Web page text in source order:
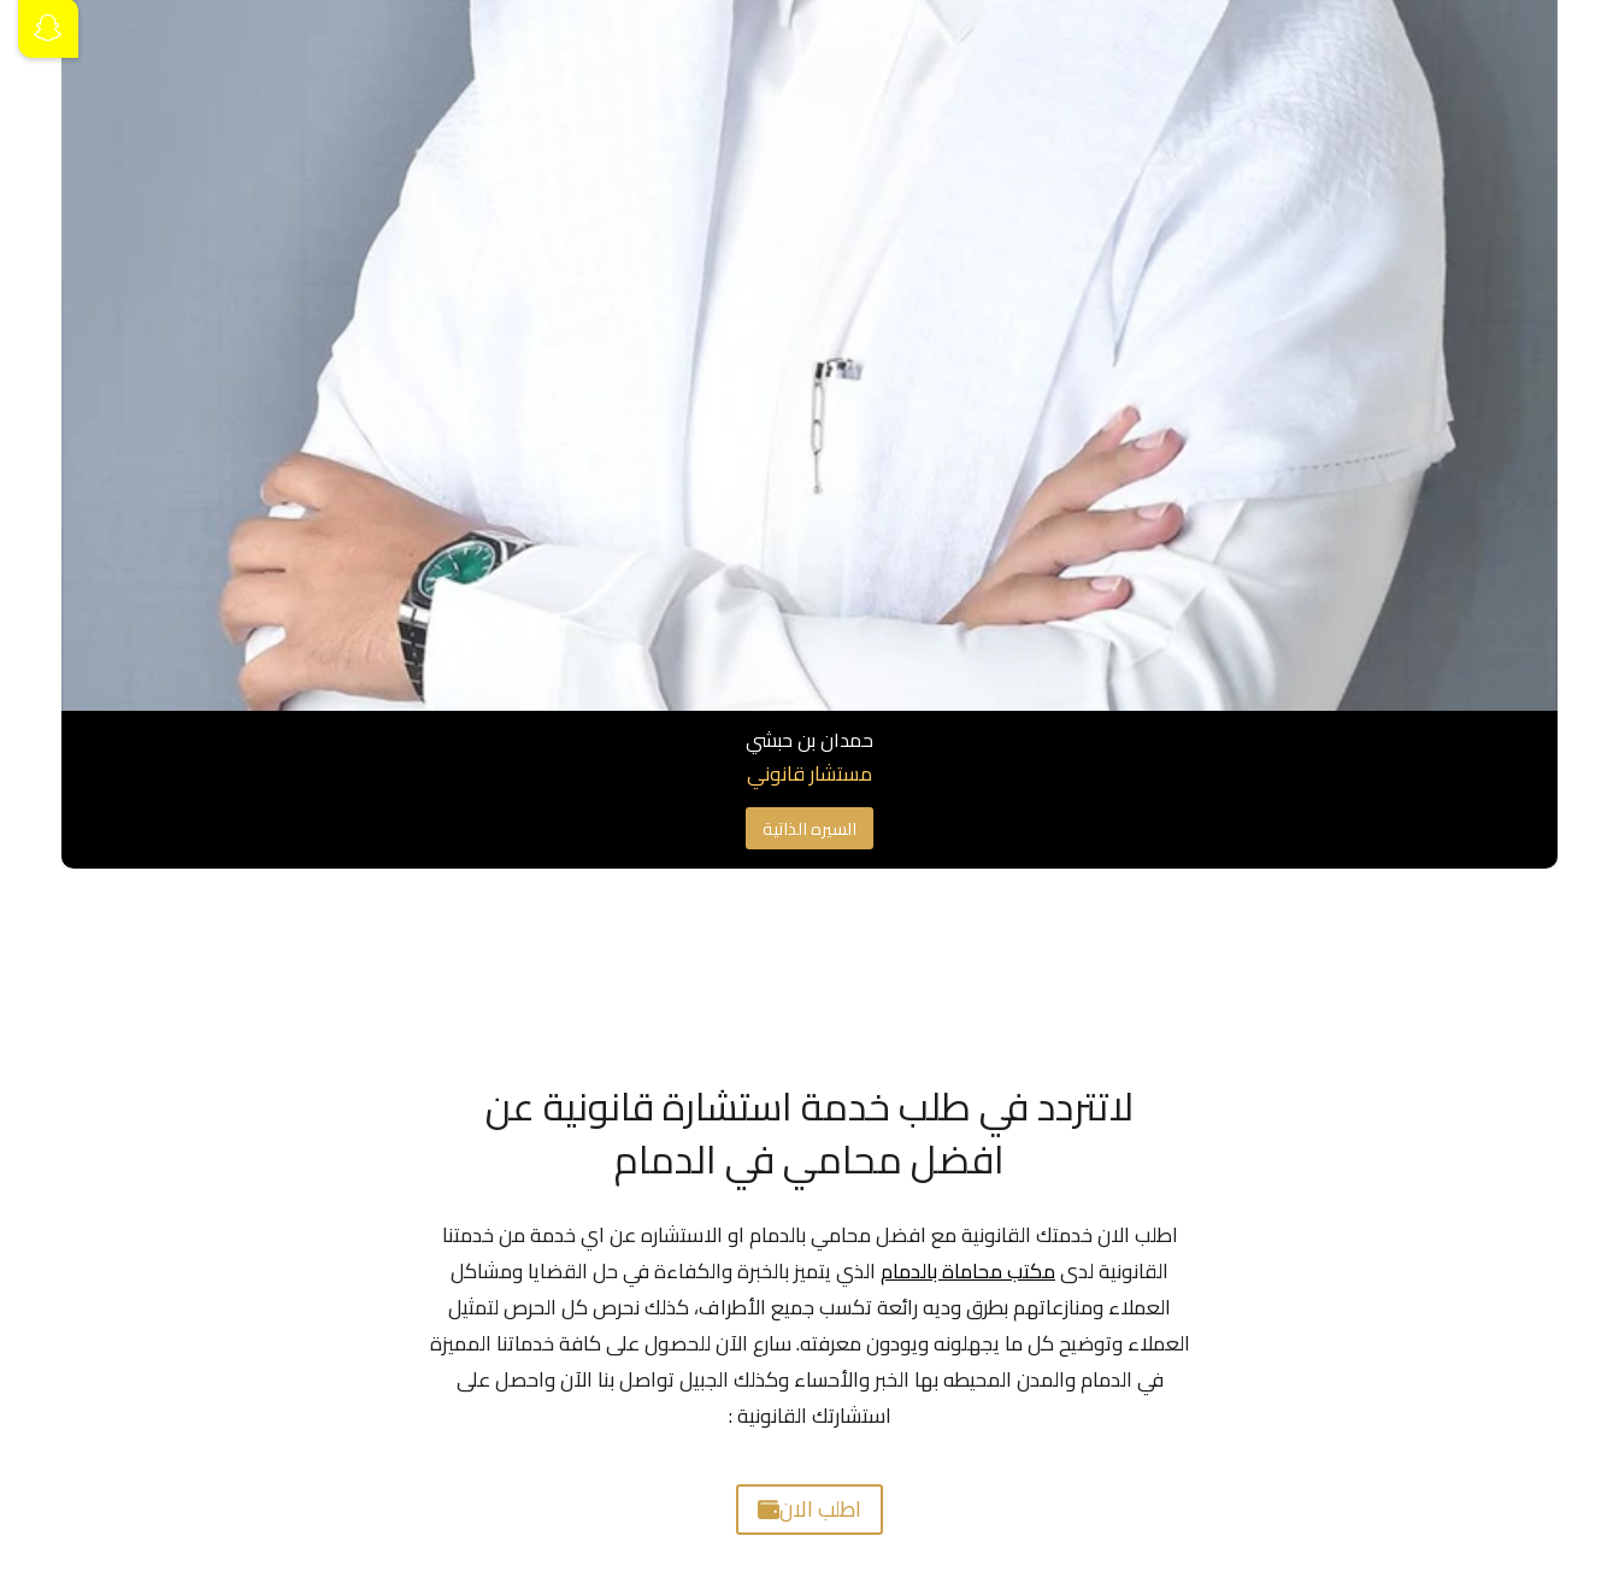
حمدان بن حبشي
مستشار قانوني
السيره الذاتية
لاتتردد في طلب خدمةاستشارة قانونية عن
افضل محامي في الدمام
اطلب الان خدمتك القانونية مع افضل محامي بالدمام او الاستشاره عن اي خدمة من خدمتنا
القانونية لدىمكتب محاماة بالدمامالذي يتميز بالخبرة والكفاءة في حل القضايا ومشاكل
العملاء ومنازعاتهم بطرق وديه رائعة تكسب جميع الأطراف، كذلك نحرص كل الحرص لتمثيل
العملاء وتوضيح كل ما يجهلونه ويودون معرفته. سارع الآن للحصول على كافة خدماتنا المميزة
في الدمام والمدن المحيطه بها الخبر والأحساء وكذلك الجبيل تواصل بنا الآن واحصل على
استشارتك القانونية :
اطلب الان